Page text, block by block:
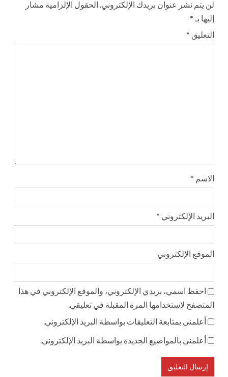
لن يتم نشر عنوان بريدك الإلكتروني. الحقول الإلزامية مشار
إليها بـ *
التعليق *
الاسم *
البريد الإلكتروني *
الموقع الإلكتروني
احفظ اسمي، بريدي الإلكتروني، والموقع الإلكتروني في هذا
المتصفح لاستخدامها المرة المقبلة في تعليقي.
أعلمني بمتابعة التعليقات بواسطة البريد الإلكتروني.
أعلمني بالمواضيع الجديدة بواسطة البريد الإلكتروني.